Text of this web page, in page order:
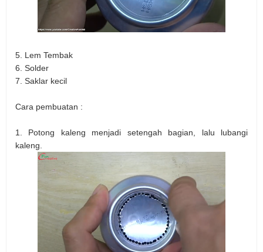
5. Lem Tembak
6. Solder
7. Saklar kecil
Cara pembuatan :
1. Potong kaleng menjadi setengah bagian, lalu lubangi
kaleng.